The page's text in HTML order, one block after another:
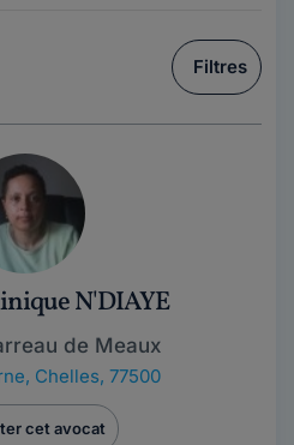
Filtres
N'DIAYE
de Meaux
, Chelles, 77500
cet avocat